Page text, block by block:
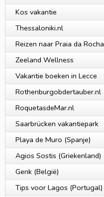
Kos vakantie
Thessaloniki.nl
Reizen naar Praia da Rocha
Zeeland Wellness
Vakantie boeken in Lecce
Rothenburgobdertauber.nl
RoquetasdeMar.nl
Saarbrücken vakantiepark
Playa de Muro (Spanje)
Agios Sostis (Griekenland)
Genk (België)
Tips voor Lagos (Portugal)